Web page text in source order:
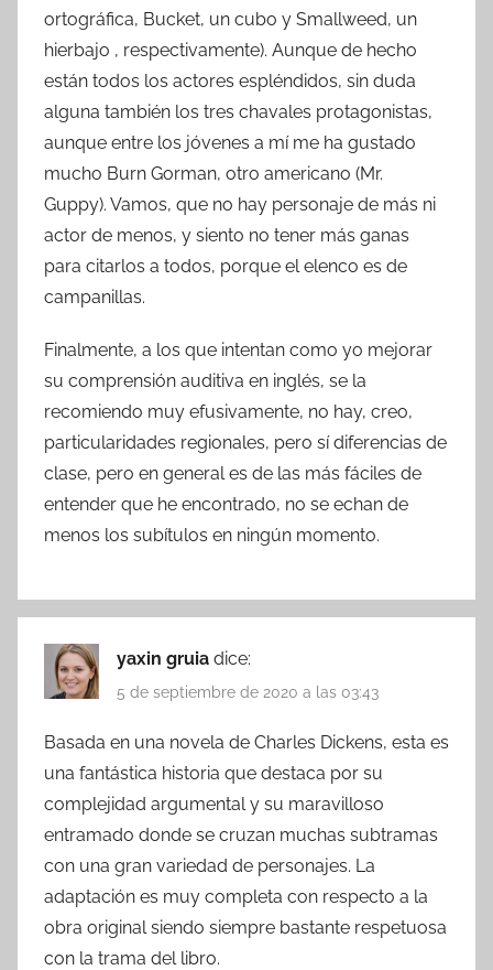
ortográfica, Bucket, un cubo y Smallweed, un
hierbajo , respectivamente). Aunque de hecho
están todos los actores espléndidos, sin duda
alguna también los tres chavales protagonistas,
aunque entre los jóvenes a mí me ha gustado
mucho Burn Gorman, otro americano (Mr.
Guppy). Vamos, que no hay personaje de más ni
actor de menos, y siento no tener más ganas
para citarlos a todos, porque el elenco es de
campanillas.
Finalmente, a los que intentan como yo mejorar
su comprensión auditiva en inglés, se la
recomiendo muy efusivamente, no hay, creo,
particularidades regionales, pero sí diferencias de
clase, pero en general es de las más fáciles de
entender que he encontrado, no se echan de
menos los subítulos en ningún momento.
yaxin gruia dice:
5 de septiembre de 2020 a las 03:43
Basada en una novela de Charles Dickens, esta es
una fantástica historia que destaca por su
complejidad argumental y su maravilloso
entramado donde se cruzan muchas subtramas
con una gran variedad de personajes. La
adaptación es muy completa con respecto a la
obra original siendo siempre bastante respetuosa
con la trama del libro.